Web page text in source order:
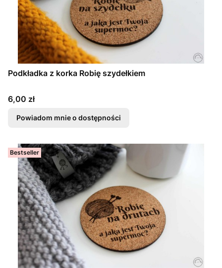
Podkładka z korka Robię szydełkiem
Cena
6,00 zł
Powiadom mnie o dostępności
Bestseller